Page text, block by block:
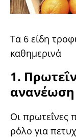
Τα 6 είδη
καθημερινά
1.
ανανέωση
Οι πρωτεΐνες
ρόλο για